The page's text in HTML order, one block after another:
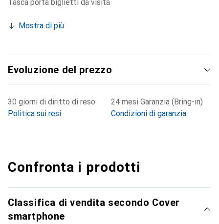
Tasca porta biglietti da visita
Mostra di più
Evoluzione del prezzo
30 giorni di diritto di reso
Politica sui resi
24 mesi Garanzia (Bring-in)
Condizioni di garanzia
Confronta i prodotti
Classifica di vendita secondo Cover
smartphone